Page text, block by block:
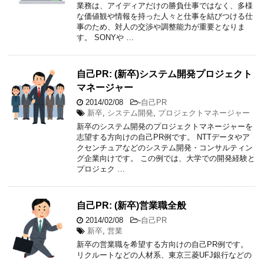
業務は、アイディアだけの勝負仕事ではなく、多様
な価値観や情報を持った人々と仕事を結びつける仕
事のため、対人の交渉や調整能力が重要となりま
す。 SONYや …
自己PR: (新卒)システム開発プロジェクト
マネージャー
2014/02/08 -自己PR
新卒 システム開発
プロジェクトマネージャー
新卒のシステム開発のプロジェクトマネージャーを
志望する方向けの自己PR例です。 NTTデータやア
クセンチュアなどのシステム開発・コンサルティン
グ企業向けです。 この例では、大学での開発経験と
プロジェク …
自己PR: (新卒)営業職全般
2014/02/08 -自己PR
新卒 営業
新卒の営業職を希望する方向けの自己PR例です。
リクルートなどの人材系、東京三菱UFJ銀行などの